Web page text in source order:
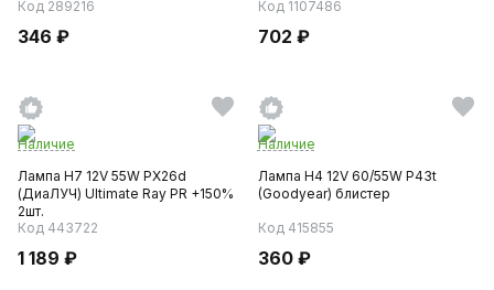
Код 289216
346 ₽
Код 1107486
702 ₽
Наличие
Лампа H7 12V 55W PX26d
(ДиаЛУЧ) Ultimate Ray PR +150%
2шт.
Код 443722
1 189 ₽
Наличие
Лампа H4 12V 60/55W P43t
(Goodyear) блистер
Код 415855
360 ₽